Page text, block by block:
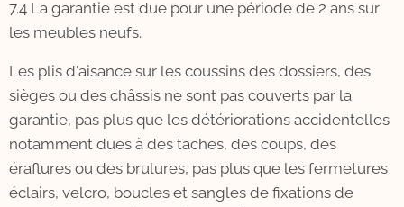
7.4 La garantie est due pour une période de 2 ans sur
les meubles neufs.
Les plis d'aisance sur les coussins des dossiers, des
sièges ou des châssis ne sont pas couverts par la
garantie, pas plus que les détériorations accidentelles
notamment dues à des taches, des coups, des
éraflures ou des brulures, pas plus que les fermetures
éclairs, velcro, boucles et sangles de fixations de